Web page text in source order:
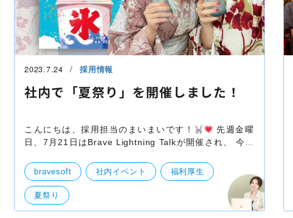
2023.7.24 採用情報
社内で「夏祭り」を開催しました！
こんにちは、採用担当のまいまいです！
日、7月21日はBrave Lightning Talkが開催され、 今回
被など夏の装いで各自発表をしていただきました！
bravesoft 社内イベント 福利厚生
夏祭り